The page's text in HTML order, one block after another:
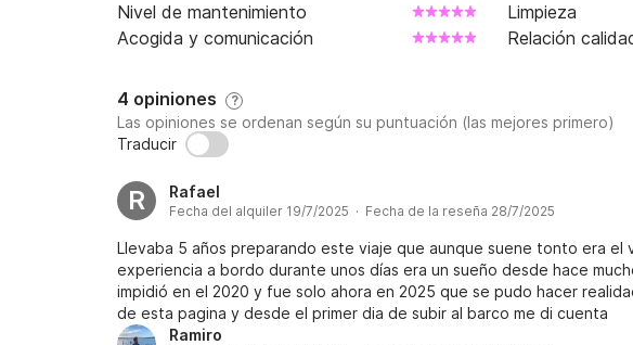
Nivel de mantenimiento
Limpieza
Acogida y comunicación
Relación
4 opiniones ?
Las opiniones se ordenan según su puntuación (las mejores primero)
Traducir
R Rafael
Fecha del alquiler 19/7/2025 · Fecha de la reseña 28/7/2025
Llevaba 5 años preparando este viaje que aunque suene tonto era el
experiencia a bordo durante unos días era un sueño desde hace
impidió en el 2020 y fue solo ahora en 2025 que se pudo hacer
de esta pagina y desde el primer dia de subir al barco me di cuenta
Ramiro